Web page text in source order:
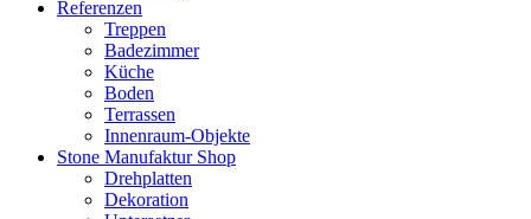
Referenzen
Treppen
Badezimmer
Küche
Boden
Terrassen
Innenraum-Objekte
Stone Manufaktur Shop
Drehplatten
Dekoration